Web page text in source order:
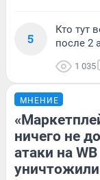
5
Кто тут
после 2
1 035
МНЕНИЕ
ничего не
атаки на WB
уничтожили